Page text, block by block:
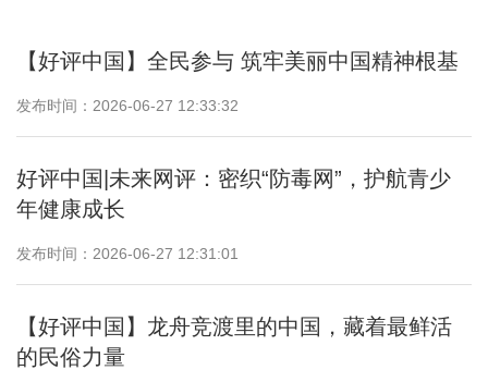
【好评中国】全民参与 筑牢美丽中国精神根基
发布时间：2026-06-27 12:33:32
好评中国|未来网评：密织“防毒网”，护航青少
年健康成长
发布时间：2026-06-27 12:31:01
【好评中国】龙舟竞渡里的中国，藏着最鲜活
的民俗力量